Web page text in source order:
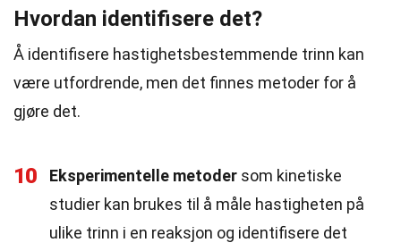
Hvordan identifisere det?
Å identifisere hastighetsbestemmende trinn kan
være utfordrende, men det finnes metoder for å
gjøre det.
10 Eksperimentelle metoder som kinetiske
studier kan brukes til å måle hastigheten på
ulike trinn i en reaksjon og identifisere det